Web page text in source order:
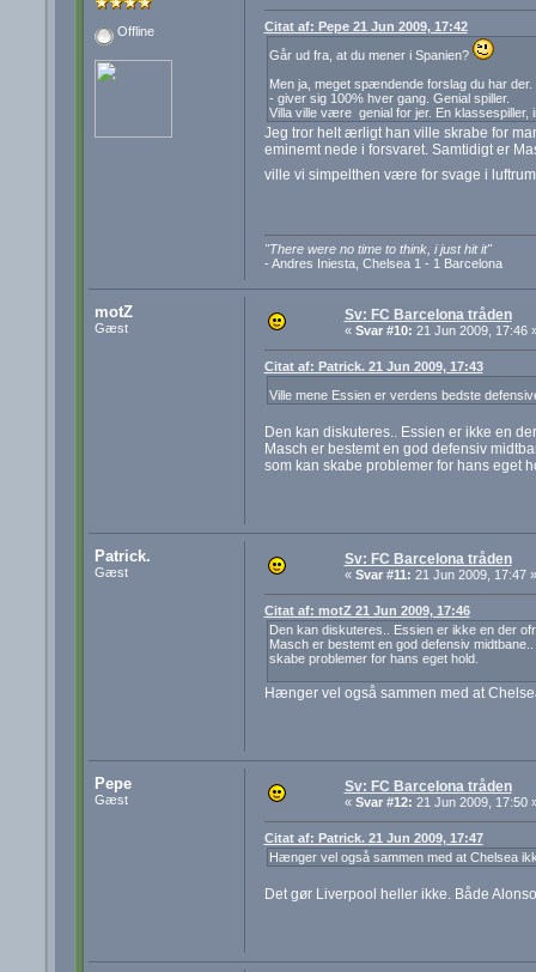
Offline
Citat af: Pepe 21 Jun 2009, 17:42
Går ud fra, at du mener i Spanien?
Men ja, meget spændende forslag du har
- giver sig 100% hver gang. Genial spiller.
Villa ville være genial for jer. En klassespiller,
Jeg tror helt ærligt han ville skrabe for
eminemt nede i forsvaret. Samtidigt er
ville vi simpelthen være for svage i
"There were no time to think, i just hit it"
- Andres Iniesta, Chelsea 1 - 1 Barcelona
motZ
Gæst
Sv: FC Barcelona tråden
« Svar #10: 21 Jun 2009, 17:46
Citat af: Patrick. 21 Jun 2009, 17:43
Ville mene Essien er verdens bedste
Den kan diskuteres.. Essien er ikke en
Masch er bestemt en god defensiv
som kan skabe problemer for hans eget
Patrick.
Gæst
Sv: FC Barcelona tråden
« Svar #11: 21 Jun 2009, 17:47 »
Citat af: motZ 21 Jun 2009, 17:46
Den kan diskuteres.. Essien er ikke en der
Masch er bestemt en god defensiv
skabe problemer for hans eget hold.
Hænger vel også sammen med at
Pepe
Gæst
Sv: FC Barcelona tråden
« Svar #12: 21 Jun 2009, 17:50
Citat af: Patrick. 21 Jun 2009, 17:47
Hænger vel også sammen med at Chelsea
Det gør Liverpool heller ikke. Både